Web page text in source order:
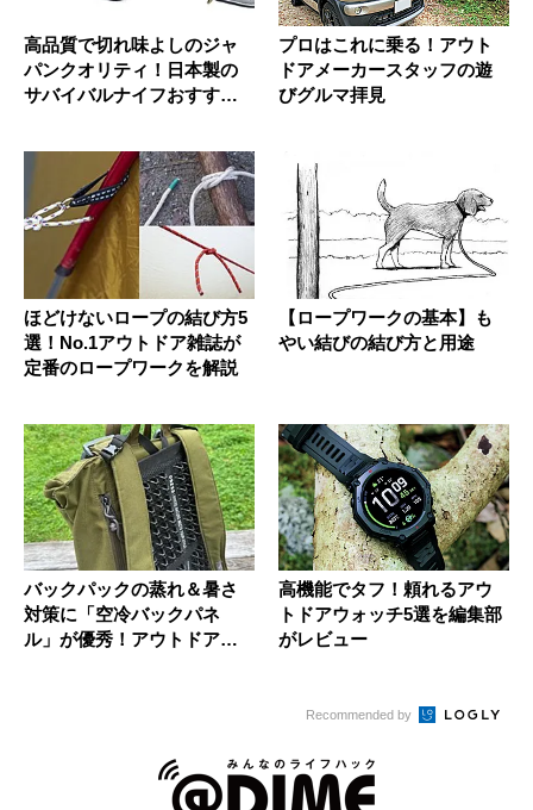
高品質で切れ味よしのジャ
パンクオリティ！日本製の
サバイバルナイフおすすめ7
プロはこれに乗る！アウト
ドアメーカースタッフの遊
びグルマ拝見
ほどけないロープの結び方5
選！No.1アウトドア雑誌が
定番のロープワークを解説
【ロープワークの基本】も
やい結びの結び方と用途
バックパックの蒸れ＆暑さ
対策に「空冷バックパネ
ル」が優秀！アウトドアラ
高機能でタフ！頼れるアウ
トドアウォッチ5選を編集部
がレビュー
Recommended by